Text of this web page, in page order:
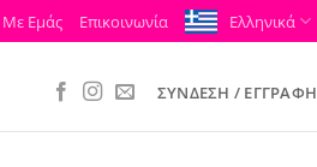
Με Εμάς Επικοινωνία Ελληνικά
ΣΎΝΔΕΣΗ / ΕΓΓΡΑΦΉ